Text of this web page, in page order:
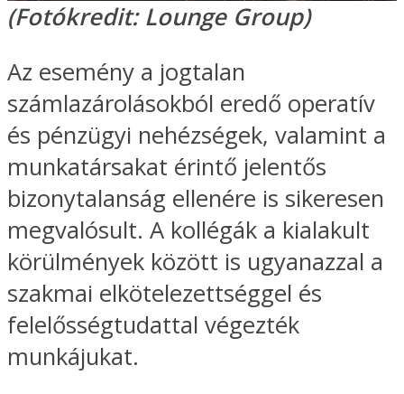
(Fotókredit: Lounge Group)
Az esemény a jogtalan
számlazárolásokból eredő operatív
és pénzügyi nehézségek, valamint a
munkatársakat érintő jelentős
bizonytalanság ellenére is sikeresen
megvalósult. A kollégák a kialakult
körülmények között is ugyanazzal a
szakmai elkötelezettséggel és
felelősségtudattal végezték
munkájukat.